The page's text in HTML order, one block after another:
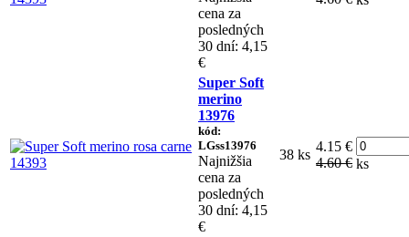
cena za
posledných
30 dní: 4,15
€
Super Soft
merino
13976
kód:
LGss13976
Najnižšia
cena za
posledných
30 dní: 4,15
€
38 ks
4.15 €
4.60 € ks